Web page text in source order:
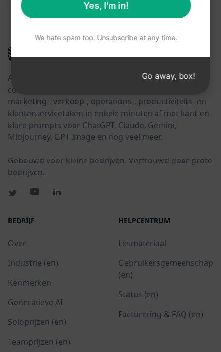
DEZE LINKS KUNNEN NUTTIG ZIJN
AIPRM
AIPRM is een tool voor promptbeheer en een
community-gedreven promptbibliotheek. Rond
marketing-, verkoop-, operations-, productiviteits- en
klantenservicetaken in enkele minuten af met kant-en-
klare prompts voor ChatGPT, Claude, Gemini,
Midjourney, GPT Image en nog veel meer.
Gebouwd voor kleine bedrijven. Vertrouwd door grote
bedrijven.
BEDRIJF
Over
Industrie (en)
Kenmerken
Generatieve AI
Soloprijzen (en)
Teamprijzen (en)
HELPCENTRUM
Lesmateriaal
Gebruikersgemeenschap
(en)
Status (en)
Facturering & FAQ (en)
Yes, I'm in!
We hate spam too. Unsubscribe at any time.
Go away, box!